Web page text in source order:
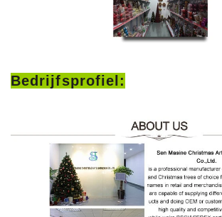
Bedrijfsprofiel: